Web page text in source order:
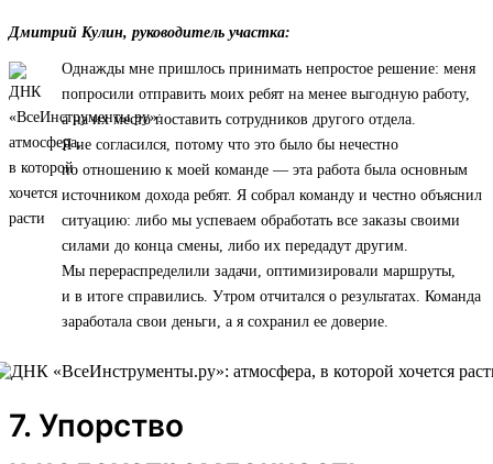
Дмитрий Кулин, руководитель участка:
Однажды мне пришлось принимать непростое решение: меня
попросили отправить моих ребят на менее выгодную работу,
а на их место поставить сотрудников другого отдела.
Я не согласился, потому что это было бы нечестно
по отношению к моей команде — эта работа была основным
источником дохода ребят. Я собрал команду и честно объяснил
ситуацию: либо мы успеваем обработать все заказы своими
силами до конца смены, либо их передадут другим.
Мы перераспределили задачи, оптимизировали маршруты,
и в итоге справились. Утром отчитался о результатах. Команда
заработала свои деньги, а я сохранил ее доверие.
7. Упорство